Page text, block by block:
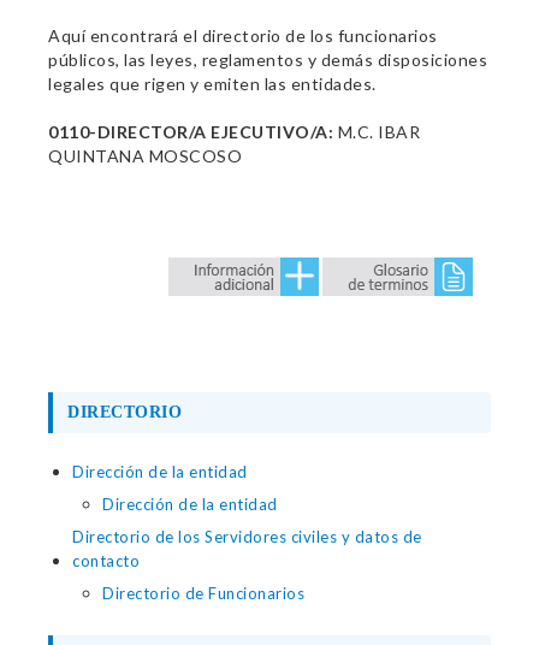
Aquí encontrará el directorio de los funcionarios
públicos, las leyes, reglamentos y demás disposiciones
legales que rigen y emiten las entidades.
0110-DIRECTOR/A EJECUTIVO/A: M.C. IBAR
QUINTANA MOSCOSO
DIRECTORIO
Dirección de la entidad
Dirección de la entidad
Directorio de los Servidores civiles y datos de
contacto
Directorio de Funcionarios